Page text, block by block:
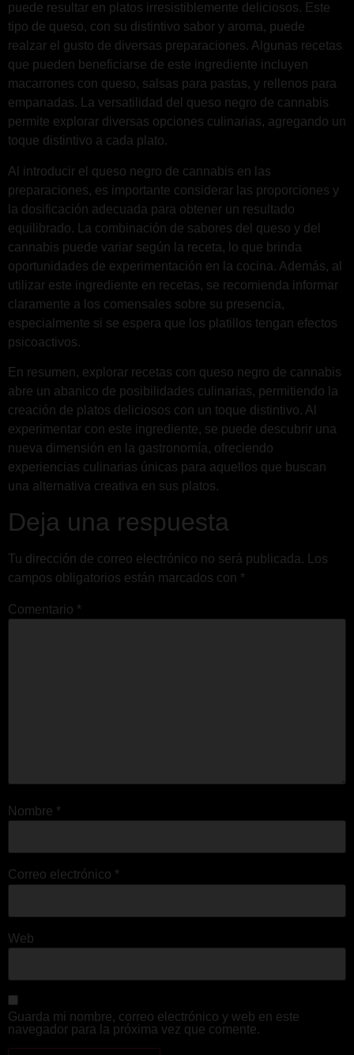
puede resultar en platos irresistiblemente deliciosos. Este
tipo de queso, con su distintivo sabor y aroma, puede
realzar el gusto de diversas preparaciones. Algunas recetas
que pueden beneficiarse de este ingrediente incluyen
macarrones con queso, salsas para pastas, y rellenos para
empanadas. La versatilidad del queso negro de cannabis
permite explorar diversas opciones culinarias, agregando un
toque distintivo a cada plato.
Al introducir el queso negro de cannabis en las
preparaciones, es importante considerar las proporciones y
la dosificación adecuada para obtener un resultado
equilibrado. La combinación de sabores del queso y del
cannabis puede variar según la receta, lo que brinda
oportunidades de experimentación en la cocina. Además, al
utilizar este ingrediente en recetas, se recomienda informar
claramente a los comensales sobre su presencia,
especialmente si se espera que los platillos tengan efectos
psicoactivos.
En resumen, explorar recetas con queso negro de cannabis
abre un abanico de posibilidades culinarias, permitiendo la
creación de platos deliciosos con un toque distintivo. Al
experimentar con este ingrediente, se puede descubrir una
nueva dimensión en la gastronomía, ofreciendo
experiencias culinarias únicas para aquellos que buscan
una alternativa creativa en sus platos.
Deja una respuesta
Tu dirección de correo electrónico no será publicada. Los
campos obligatorios están marcados con *
Comentario *
Nombre *
Correo electrónico *
Web
Guarda mi nombre, correo electrónico y web en este
navegador para la próxima vez que comente.